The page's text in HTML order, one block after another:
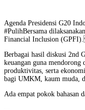
Agenda Presidensi G20
#PulihBersama
Financial Inclusion
Berbagai hasil diskusi 2nd
keuangan guna
produktivitas, serta
bagi UMKM, kaum
Ada empat pokok bahasan